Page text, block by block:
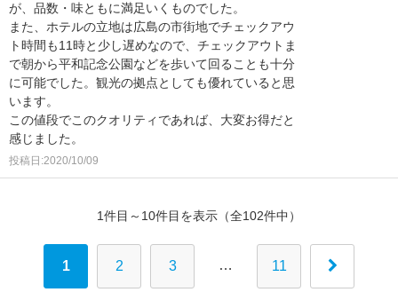
が、品数・味ともに満足いくものでした。
また、ホテルの立地は広島の市街地でチェックアウ
ト時間も11時と少し遅めなので、チェックアウトま
で朝から平和記念公園などを歩いて回ることも十分
に可能でした。観光の拠点としても優れていると思
います。
この値段でこのクオリティであれば、大変お得だと
感じました。
投稿日:2020/10/09
1件目～10件目を表示（全102件中）
1 2 3 … 11